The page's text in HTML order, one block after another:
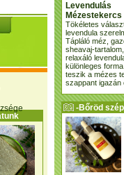
Levendulás
Mézestekercs
Tökéletes
levendula
Tápláló méz,
sheavaj-
relaxáló
különleges
teszik a mézes
szappant igazán
-Bőröd